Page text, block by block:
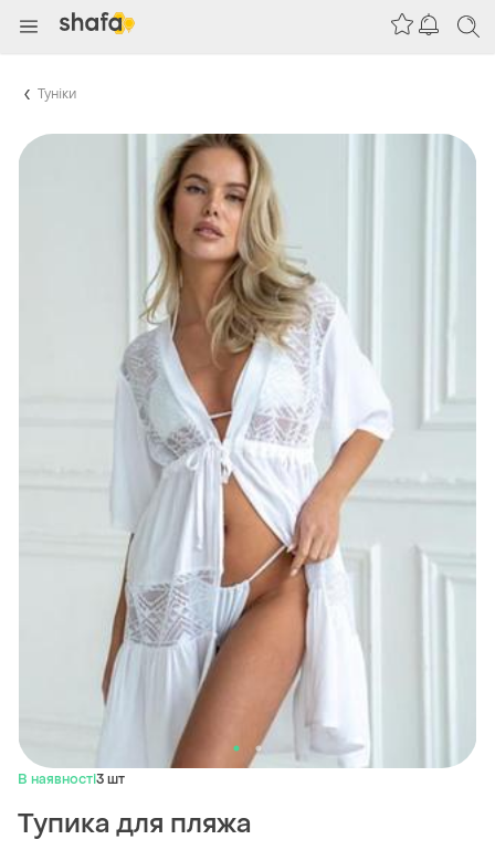
Туніки
В наявності3 шт
Тупика для пляжа